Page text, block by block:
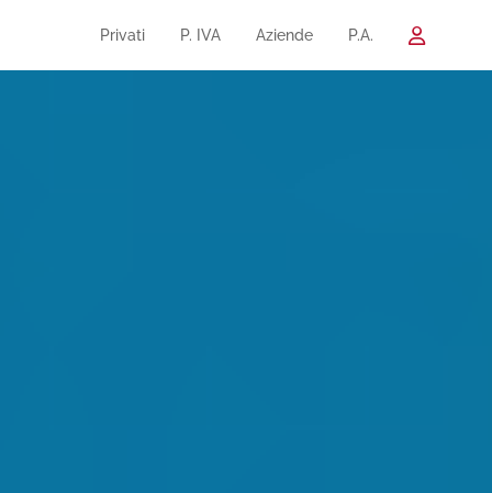
Privati P. IVA Aziende P.A.